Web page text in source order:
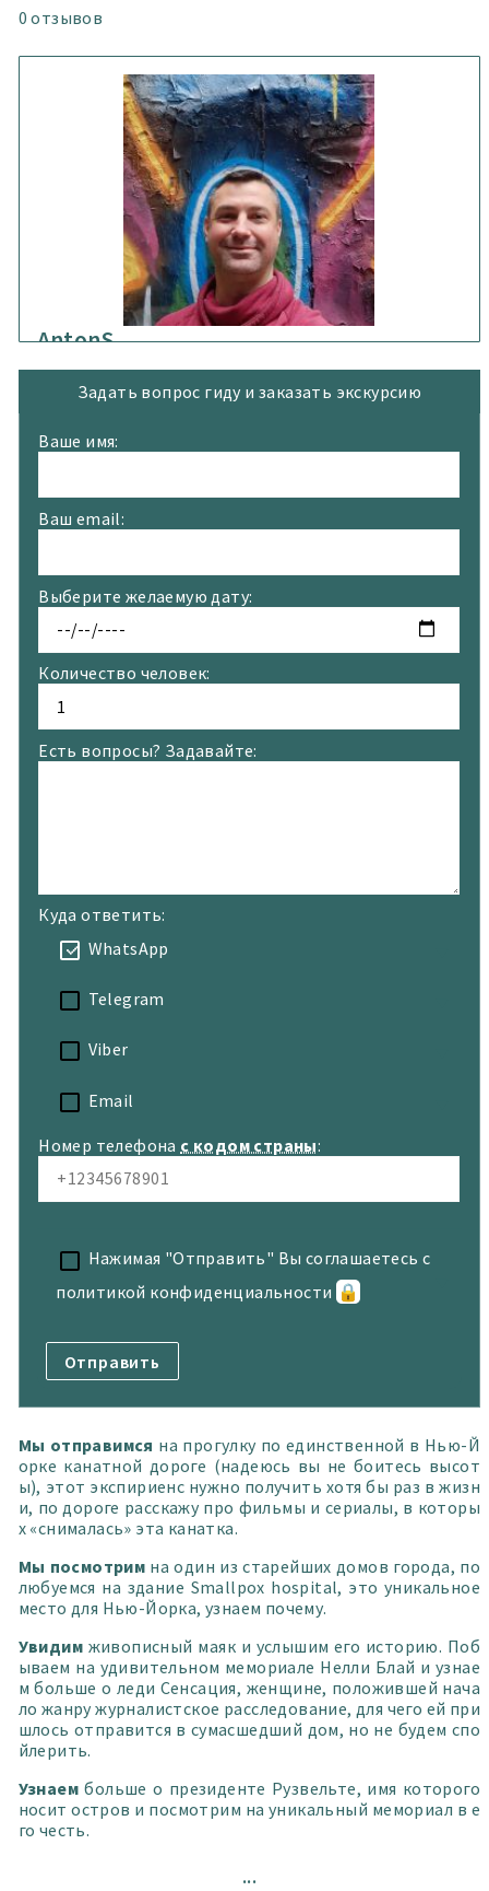
0 отзывов
AntonS
Я русскоязычный гид в Нью-Йорке, провожу
авторские экскурсии по самым недооцененным
подмечать детали и находить необычное в
обыденном.
Контакты:
☎+18328731309
Задать вопрос гиду и заказать экскурсию
Ваше имя:
Ваш email:
Выберите желаемую дату:
Количество человек:
Есть вопросы? Задавайте:
Куда ответить:
WhatsApp
Telegram
Viber
Email
Номер телефона с кодом страны:
Нажимая "Отправить" Вы соглашаетесь с
политикой конфиденциальности 🔒
Мы отправимся на прогулку по единственной в Нью-Й
орке канатной дороге (надеюсь вы не боитесь высот
ы), этот экспириенс нужно получить хотя бы раз в жизн
и, по дороге расскажу про фильмы и сериалы, в которы
х «снималась» эта канатка.
Мы посмотрим на один из старейших домов города, по
любуемся на здание Smallpox hospital, это уникальное
место для Нью-Йорка, узнаем почему.
Увидим живописный маяк и услышим его историю. Поб
ываем на удивительном мемориале Нелли Блай и узнае
м больше о леди Сенсация, женщине, положившей нача
ло жанру журналистское расследование, для чего ей при
шлось отправится в сумасшедший дом, но не будем спо
йлерить.
Узнаем больше о президенте Рузвельте, имя которого
носит остров и посмотрим на уникальный мемориал в е
го честь.
...